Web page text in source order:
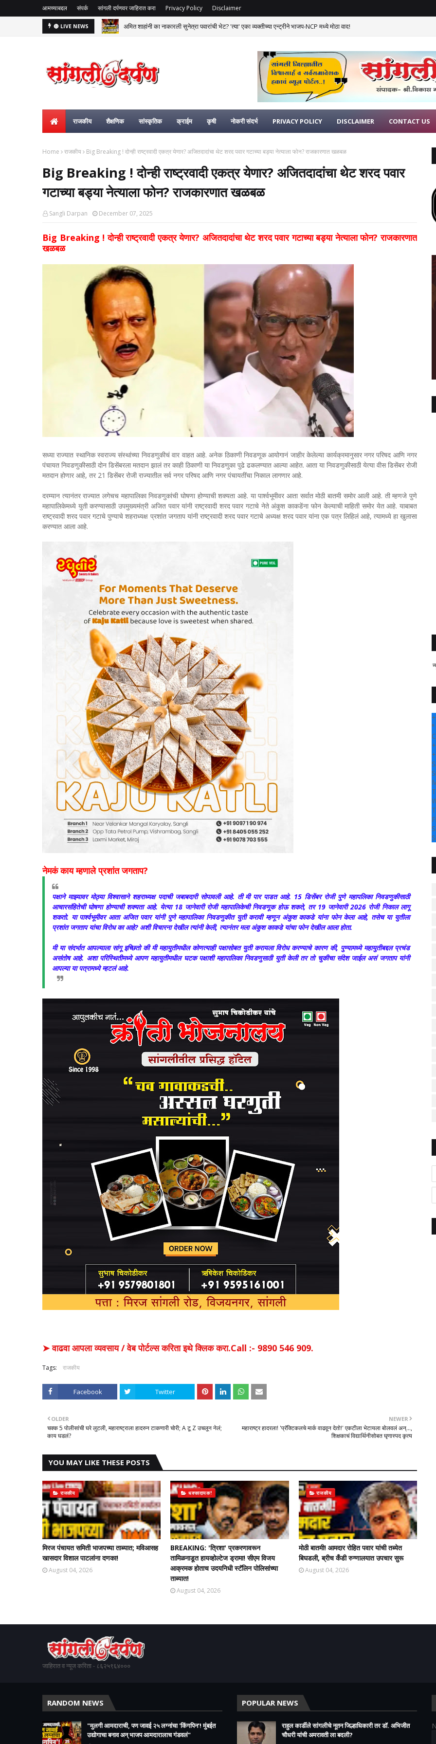
आमच्याबद्दल संपर्क सांगली दर्पणवर जाहिरात करा Privacy Policy Disclaimer
🔴 LIVE NEWS अमित शाहांनी का नाकारली सुनेत्रा पवारांची भेट? 'त्या' एका व्यक्तीच्या एन्ट्रीने भाजप-NCP मध्ये मोठा वाद!
राजकीय शैक्षणिक सांस्कृतिक क्राईम कृषी नोकरी संदर्भ PRIVACY POLICY DISCLAIMER CONTACT US
Home राजकीय Big Breaking ! दोन्ही राष्ट्रवादी एकत्र येणार? अजितदादांचा थेट शरद पवार गटाच्या बड्या नेत्याला फोन? राजकारणात खळबळ
Big Breaking ! दोन्ही राष्ट्रवादी एकत्र येणार? अजितदादांचा थेट शरद पवार
गटाच्या बड्या नेत्याला फोन? राजकारणात खळबळ
Sangli Darpan December 07, 2025
Big Breaking ! दोन्ही राष्ट्रवादी एकत्र येणार? अजितदादांचा थेट शरद पवार गटाच्या बड्या नेत्याला फोन? राजकारणात
खळबळ
सध्या राज्यात स्थानिक स्वराज्य संस्थांच्या निवडणुकीचं वार वाहत आहे. अनेक ठिकाणी निवडणूक आयोगानं जाहीर केलेल्या कार्यक्रमानुसार नगर परिषद आणि नगर
पंचायत निवडणुकीसाठी दोन डिसेंबरला मतदान झालं तर काही ठिकाणी या निवडणुका पुढे ढकलण्यात आल्या आहेत. आता या निवडणुकीसाठी येत्या वीस डिसेंबर रोजी
मतदान होणार आहे, तर 21 डिसेंबर रोजी राज्यातील सर्व नगर परिषद आणि नगर पंचायतींचा निकाल लागणार आहे.
दरम्यान त्यानंतर राज्यात लगेचच महापालिका निवडणुकांची घोषणा होण्याची शक्यता आहे. या पार्श्वभूमीवर आता सर्वात मोठी बातमी समोर आली आहे. ती म्हणजे पुणे
महापालिकेमध्ये युती करण्यासाठी उपमुख्यमंत्री अजित पवार यांनी राष्ट्रवादी शरद पवार गटाचे नेते अंकुश काकडेंना फोन केल्याची माहिती समोर येत आहे. याबाबत
राष्ट्रवादी शरद पवार गटाचे पुण्याचे शहराध्यक्ष प्रशांत जगताप यांनी राष्ट्रवादी शरद पवार गटाचे अध्यक्ष शरद पवार यांना एक पत्र लिहिलं आहे, त्यामध्ये हा खुलासा
करण्यात आला आहे.
नेमकं काय म्हणाले प्रशांत जगताप?
पक्षाने माझ्यावर मोठ्या विश्वासाने शहराध्यक्ष पदाची जबाबदारी सोपावली आहे. ती मी पार पाडत आहे. 15 डिसेंबर रोजी पुणे महापलिका निवडणुकीसाठी
आचारसंहितेची घोषणा होण्याची शक्यता आहे. येत्या 18 जानेवारी रोजी महापालिकेची निवडणूक होऊ शकते, तर 19 जानेवारी 2026 रोजी निकाल लागू
शकतो. या पार्श्वभूमीवर आता अजित पवार यांनी पुणे महापालिका निवडणुकीत युती करावी म्हणून अंकुश काकडे यांना फोन केला आहे, तसेच या युतीला
प्रशांत जगताप यांचा विरोध का आहे? अशी विचारना देखील त्यांनी केली, त्यानंतर मला अंकुश काकडे यांचा फोन देखील आला होता.
मी या संदर्भात आपल्याला सांगू इच्छितो की मी महायुतीमधील कोणत्याही पक्षासोबत युती करायला विरोध करण्याचे कारण की, पुण्यामध्ये महायुतीबद्दल प्रचंड
असंतोष आहे. अशा परिस्थितीमध्ये आपण महायुतीमधील घटक पक्षाशी महापालिका निवडणुसाठी युती केली तर तो चुकीचा संदेश जाईल असं जगताप यांनी
आपल्या या पत्रामध्ये म्हटलं आहे.
➤ वाढवा आपला व्यवसाय / वेब पोर्टल्स करिता इथे क्लिक करा.Call :- 9890 546 909.
Tags: राजकीय
Facebook Twitter
NEWER
महाराष्ट्र हादरला! 'प्रॅक्टिकलचे मार्क वाढवून देतो!' एकटीला भेटायला बोलवलं अन्...,
शिक्षकाचं विद्यार्थिनीसोबत घृणास्पद कृत्य
OLDER
चक्क 5 पोलीसांची घरे लुटली, महाराष्ट्राला हादरुन टाकणारी चोरी; A टू Z उचलून नेलं;
काय घडलं?
YOU MAY LIKE THESE POSTS
राजकीय
मिरज पंचायत समिती भाजपच्या ताब्यात; मविआसह
खासदार विशाल पाटलांना दणका!
August 04, 2026
धक्कादायक!
BREAKING: 'त्रिशा' प्रकरणावरून
तामिळनाडूत हायव्होल्टेज ड्रामा! सीएम विजय
आक्रमक होताच उदयनिधी स्टॅलिन पोलिसांच्या
ताब्यात!
August 04, 2026
राजकीय
मोठी बातमी! आमदार रोहित पवार यांची तब्येत
बिघडली, ब्रीच कँडी रुग्णालयात उपचार सुरू
August 04, 2026
" सांगली दर्पण न्यूज वर आपल्या
+
°
C
+
+
जाहिरात व न्यूज करिता - ८६२५९६४०००
RANDOM NEWS
"मुलगी आमदाराची, पण जावई २५ लग्नांचा 'किंगपिन'! मुंबईत
उद्योगाचा बनाव अन् भाजप आमदारालाच गंडवलं"
POPULAR NEWS
राहुल कार्डीले सांगलीचे नूतन जिल्हाधिकारी तर डॉ. अभिजीत
चौधरी यांची अमरावती ला बदली?